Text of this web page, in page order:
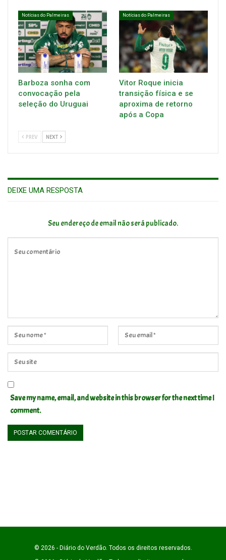
Notícias do Palmeiras
Barboza sonha com
convocação pela
seleção do Uruguai
Notícias do Palmeiras
Vitor Roque inicia
transição física e se
aproxima de retorno
após a Copa
PREV NEXT
DEIXE UMA RESPOSTA
Seu endereço de email não será publicado.
Save my name, email, and website in this browser for the next time I
comment.
© 2026 - Diário do Verdão. Todos os direitos reservados.